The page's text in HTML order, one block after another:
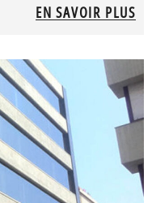
EN SAVOIR PLUS